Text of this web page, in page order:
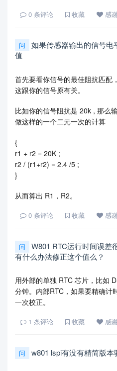
0 条评论 收藏 感谢
问
如果传感器输出的信号电
值
首先要看你信号的最佳阻抗匹配
这跟你的信号原有关。
比如你的信号阻抗是 20k , 那么
做这样的一个二元一次的计算
{
r1 + r2 = 20K ;
r2 / (r1+r2) = 2.4 /5 ;
}
从而算出 R1，R2。
0 条评论 收藏 感谢
问
W801 RTC运行时间误差
有什么办法修正这个值么？
用外部的单独 RTC 芯片，比如
分钟。内部RTC，如果要精确计
一次校正。
1 条评论 收藏 感谢
问 w801 lspi有没有精简版本